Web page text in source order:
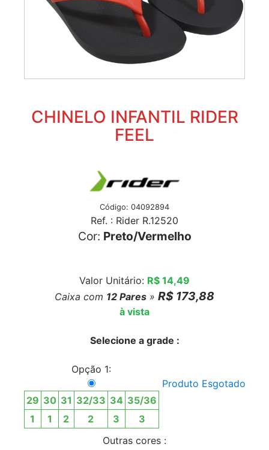
CHINELO INFANTIL RIDER
FEEL
Código: 04092894
Ref. : Rider R.12520
Cor: Preto/Vermelho
Valor Unitário: R$ 14,49
Caixa com 12 Pares » R$ 173,88
à vista
Selecione a grade :
Opção 1:
29 30 31 32/33 34 35/36
1
1 2 2 3 3
Produto Esgotado
Outras cores :